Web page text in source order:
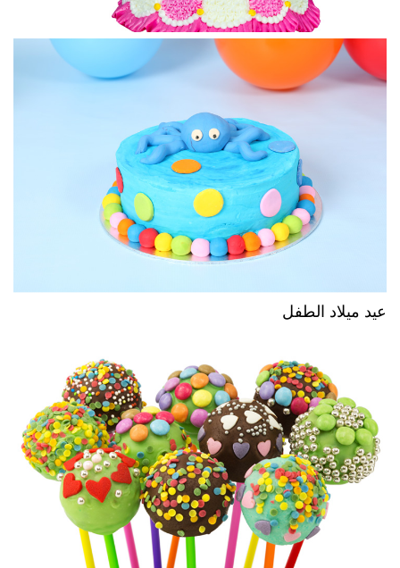
عيد ميلاد الطفل